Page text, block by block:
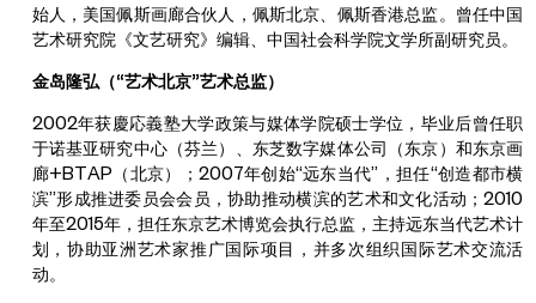
始人，美国佩斯画廊合伙人，佩斯北京、佩斯香港总监。曾任中国
艺术研究院《文艺研究》编辑、中国社会科学院文学所副研究员。
金岛隆弘（“艺术北京”艺术总监）
2002年获慶応義塾大学政策与媒体学院硕士学位，毕业后曾任职
于诺基亚研究中心（芬兰）、东芝数字媒体公司（东京）和东京画
廊+BTAP（北京）；2007年创始“远东当代”，担任“创造都市横
滨”形成推进委员会会员，协助推动横滨的艺术和文化活动；2010
年至2015年，担任东京艺术博览会执行总监，主持远东当代艺术计
划，协助亚洲艺术家推广国际项目，并多次组织国际艺术交流活
动。